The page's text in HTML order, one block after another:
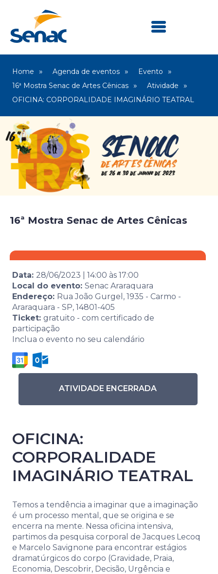
Home Agenda de eventos
Evento
16ª Mostra Senac de Artes Cênicas
Atividade
OFICINA: CORPORALIDADE IMAGINÁRIO TEATRAL
16ª Mostra Senac de Artes Cênicas
Data: 28/06/2023 14:00 às 17:00
Local do evento: Senac Araraquara
Endereço: Rua João Gurgel, 1935 - Carmo -
Araraquara - SP, 14801-405
Ticket: gratuito - com certificado de
participação
Inclua o evento no seu calendário
ATIVIDADE ENCERRADA
OFICINA:
CORPORALIDADE
IMAGINÁRIO TEATRAL
Temos a tendência a imaginar que a imaginação
é um processo mental, que se origina e se
encerra na mente. Nessa oficina intensiva,
partimos da pesquisa corporal de Jacques Lecoq
e Marcelo Savignone para encontrar estágios
dramatúrgicos do corpo (Gravidade, Praia,
Economia, Descobrir, Decisão, Urgência e